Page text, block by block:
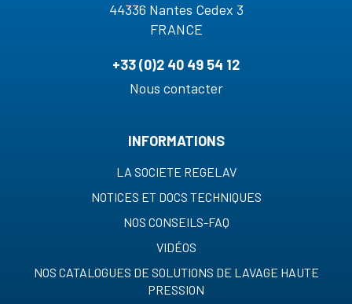
44336 Nantes Cedex 3
FRANCE
+33 (0)2 40 49 54 12
Nous contacter
INFORMATIONS
LA SOCIETE REGELAV
NOTICES ET DOCS TECHNIQUES
NOS CONSEILS-FAQ
VIDÉOS
NOS CATALOGUES DE SOLUTIONS DE LAVAGE HAUTE
PRESSION